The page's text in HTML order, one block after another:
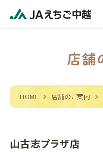
HOME 店舗のご案内
山古志プラザ店